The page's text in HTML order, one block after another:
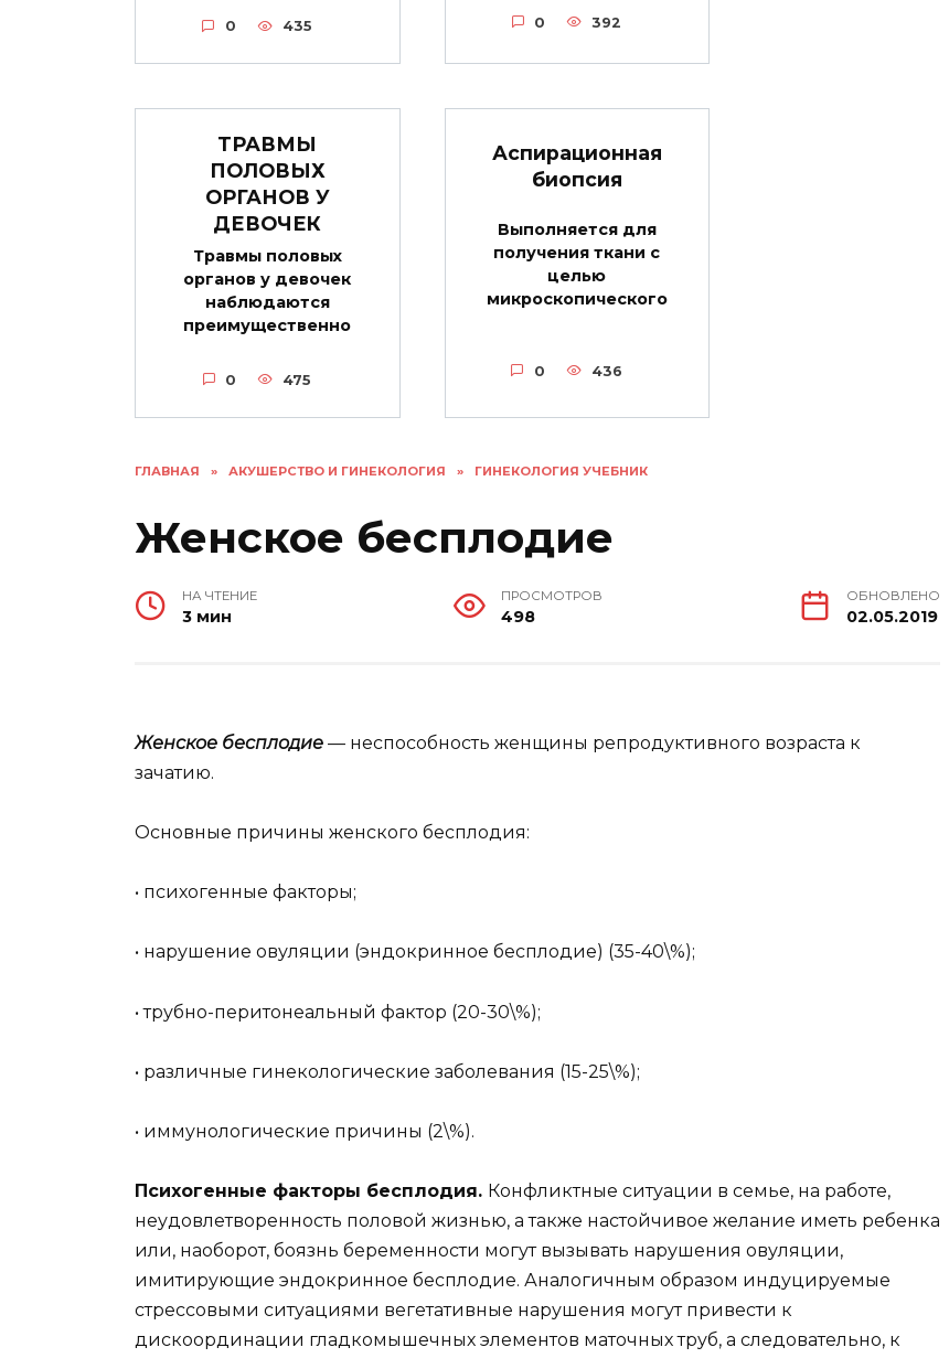
ГЛАВНАЯ » АКУШЕРСТВО И ГИНЕКОЛОГИЯ » ГИНЕКОЛОГИЯ УЧЕБНИК
Женское бесплодие
НА ЧТЕНИЕ
3 мин
ПРОСМОТРОВ
498
ОБНОВЛЕНО
02.05.2019
Женское бесплодие — неспособность женщины репродуктивного возраста к
зачатию.
Основные причины женского бесплодия:
• психогенные факторы;
• нарушение овуляции (эндокринное бесплодие) (35-40\%);
• трубно-перитонеальный фактор (20-30\%);
• различные гинекологические заболевания (15-25\%);
• иммунологические причины (2\%).
Психогенные факторы бесплодия. Конфликтные ситуации в семье, на работе,
неудовлетворенность половой жизнью, а также настойчивое желание иметь ребенка
или, наоборот, боязнь беременности могут вызывать нарушения овуляции,
имитирующие эндокринное бесплодие. Аналогичным образом индуцируемые
стрессовыми ситуациями вегетативные нарушения могут привести к
дискоординации гладкомышечных элементов маточных труб, а следовательно, к
0 435 0 392
ТРАВМЫ
ПОЛОВЫХ
ОРГАНОВ У
ДЕВОЧЕК
Травмы половых
органов у девочек
наблюдаются
преимущественно
0 475
Аспирационная
биопсия
Выполняется для
получения ткани с
целью
микроскопического
0 436